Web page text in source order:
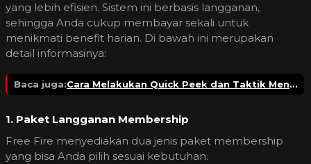
yang lebih efisien. Sistem ini berbasis langganan,
sehingga Anda cukup membayar sekali untuk
menikmati benefit harian. Di bawah ini merupakan
detail informasinya:
Baca juga: Cara Melakukan Quick Peek dan Taktik Menembak Tanpa Banyak Kena Damage
1. Paket Langganan Membership
Free Fire menyediakan dua jenis paket membership
yang bisa Anda pilih sesuai kebutuhan.